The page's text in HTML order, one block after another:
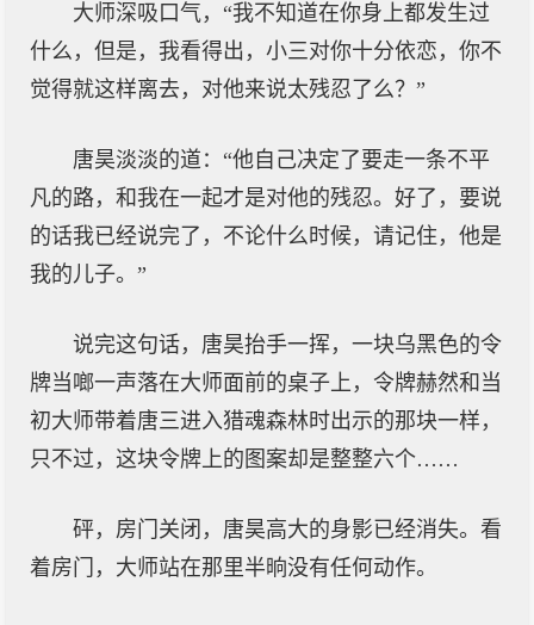
大师深吸口气，“我不知道在你身上都发生过
什么，但是，我看得出，小三对你十分依恋，你不
觉得就这样离去，对他来说太残忍了么？”
唐昊淡淡的道：“他自己决定了要走一条不平
凡的路，和我在一起才是对他的残忍。好了，要说
的话我已经说完了，不论什么时候，请记住，他是
我的儿子。”
说完这句话，唐昊抬手一挥，一块乌黑色的令
牌当啷一声落在大师面前的桌子上，令牌赫然和当
初大师带着唐三进入猎魂森林时出示的那块一样，
只不过，这块令牌上的图案却是整整六个……
砰，房门关闭，唐昊高大的身影已经消失。看
着房门，大师站在那里半晌没有任何动作。